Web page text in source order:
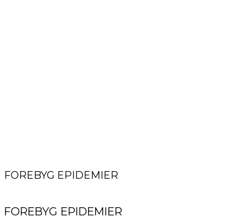
FOREBYG EPIDEMIER
FOREBYG EPIDEMIER